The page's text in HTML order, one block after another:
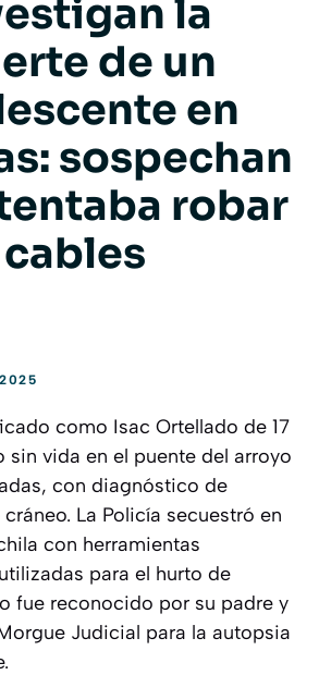
la
de un
en
sospechan
robar
cables
como Isac Ortellado de 17
sin vida en el puente del arroyo
con diagnóstico de
La Policía secuestró en
con herramientas
para el hurto de
fue reconocido por su padre y
Judicial para la autopsia